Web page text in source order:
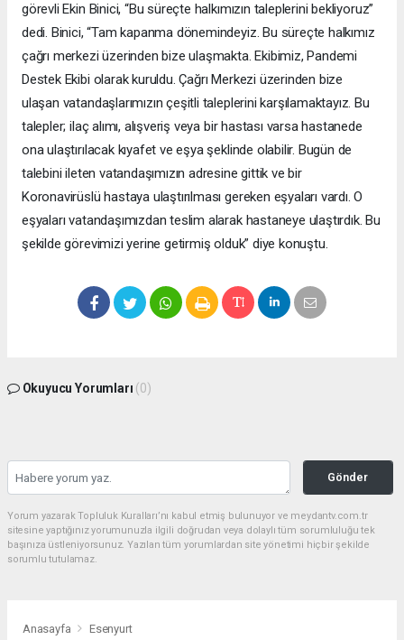
görevli Ekin Binici, “Bu süreçte halkımızın taleplerini bekliyoruz”
dedi. Binici, “Tam kapanma dönemindeyiz. Bu süreçte halkımız
çağrı merkezi üzerinden bize ulaşmakta. Ekibimiz, Pandemi
Destek Ekibi olarak kuruldu. Çağrı Merkezi üzerinden bize
ulaşan vatandaşlarımızın çeşitli taleplerini karşılamaktayız. Bu
talepler; ilaç alımı, alışveriş veya bir hastası varsa hastanede
ona ulaştırılacak kıyafet ve eşya şeklinde olabilir. Bugün de
talebini ileten vatandaşımızın adresine gittik ve bir
Koronavirüslü hastaya ulaştırılması gereken eşyaları vardı. O
eşyaları vatandaşımızdan teslim alarak hastaneye ulaştırdık. Bu
şekilde görevimizi yerine getirmiş olduk” diye konuştu.
Okuyucu Yorumları (0)
Gönder
Yorum yazarak Topluluk Kuralları’nı kabul etmiş bulunuyor ve meydantv.com.tr
sitesine yaptığınız yorumunuzla ilgili doğrudan veya dolaylı tüm sorumluluğu tek
başınıza üstleniyorsunuz. Yazılan tüm yorumlardan site yönetimi hiçbir şekilde
sorumlu tutulamaz.
Anasayfa Esenyurt